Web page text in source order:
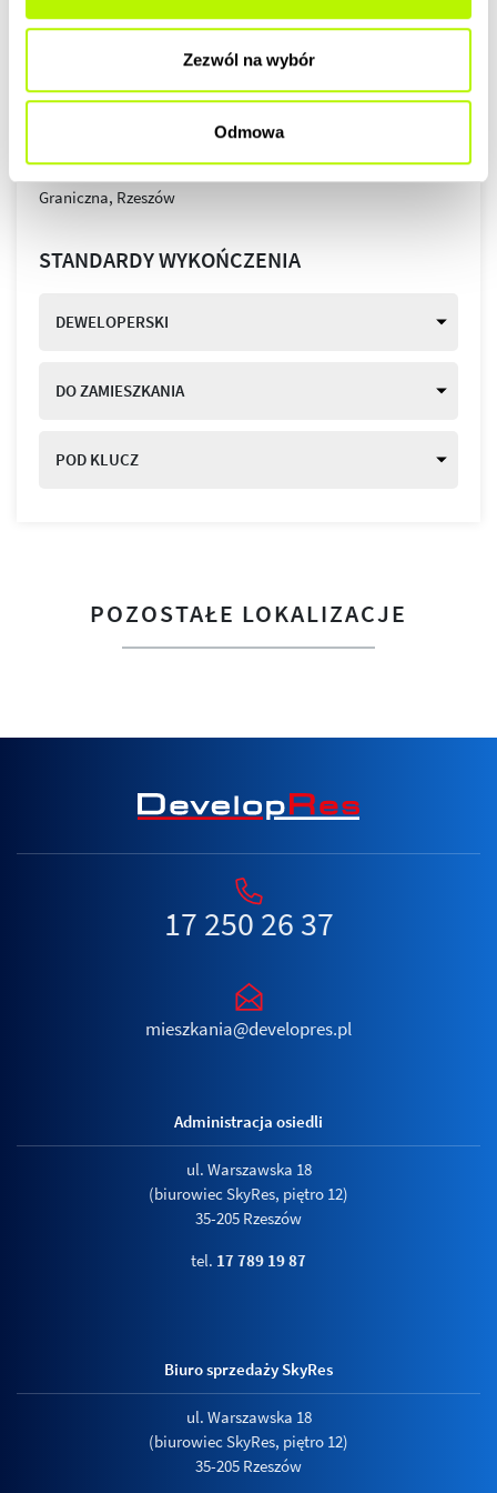
Zezwól na wybór
Odmowa
STANDARDY WYKOŃCZENIA
DEWELOPERSKI
DO ZAMIESZKANIA
POD KLUCZ
POZOSTAŁE LOKALIZACJE
17 250 26 37
mieszkania@developres.pl
Administracja osiedli
ul. Warszawska 18
(biurowiec SkyRes, piętro 12)
35-205 Rzeszów
tel. 17 789 19 87
Biuro sprzedaży SkyRes
ul. Warszawska 18
(biurowiec SkyRes, piętro 12)
35-205 Rzeszów